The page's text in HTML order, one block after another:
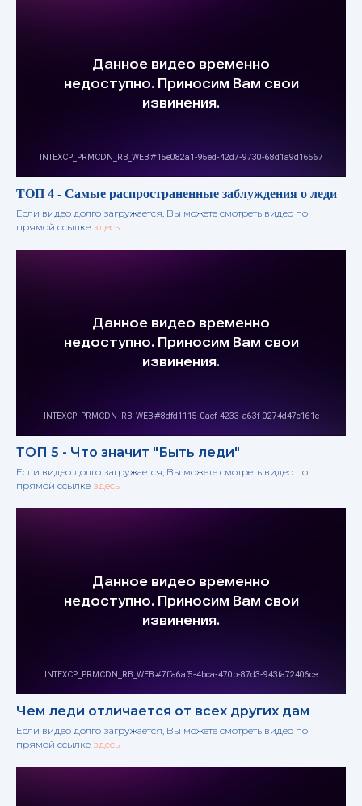
ТОП 4 - Самые распространенные заблуждения о леди
Если видео долго загружается, Вы можете смотреть видео по
прямой ссылке здесь
ТОП 5 - Что значит "Быть леди"
Если видео долго загружается, Вы можете смотреть видео по
прямой ссылке здесь
Чем леди отличается от всех других дам
Если видео долго загружается, Вы можете смотреть видео по
прямой ссылке здесь